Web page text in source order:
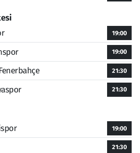
19:00
19:00
21:30
21:30
19:00
21:30